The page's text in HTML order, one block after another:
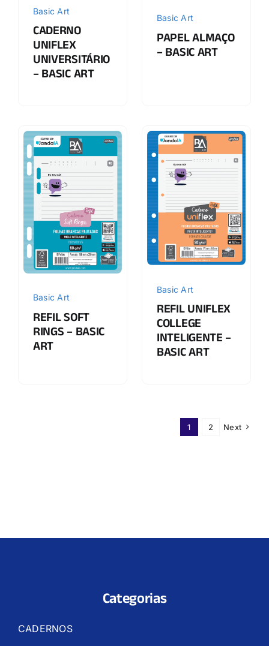
Basic Art
CADERNO
UNIFLEX
UNIVERSITÁRIO
– BASIC ART
Basic Art
PAPEL ALMAÇO
– BASIC ART
Basic Art
REFIL SOFT
RINGS – BASIC
ART
Basic Art
REFIL UNIFLEX
COLLEGE
INTELIGENTE –
BASIC ART
1 2 Next
Categorias
CADERNOS